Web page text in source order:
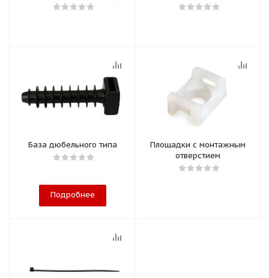
База дюбельного типа
Подробнее
Площадки с монтажным
отверстием